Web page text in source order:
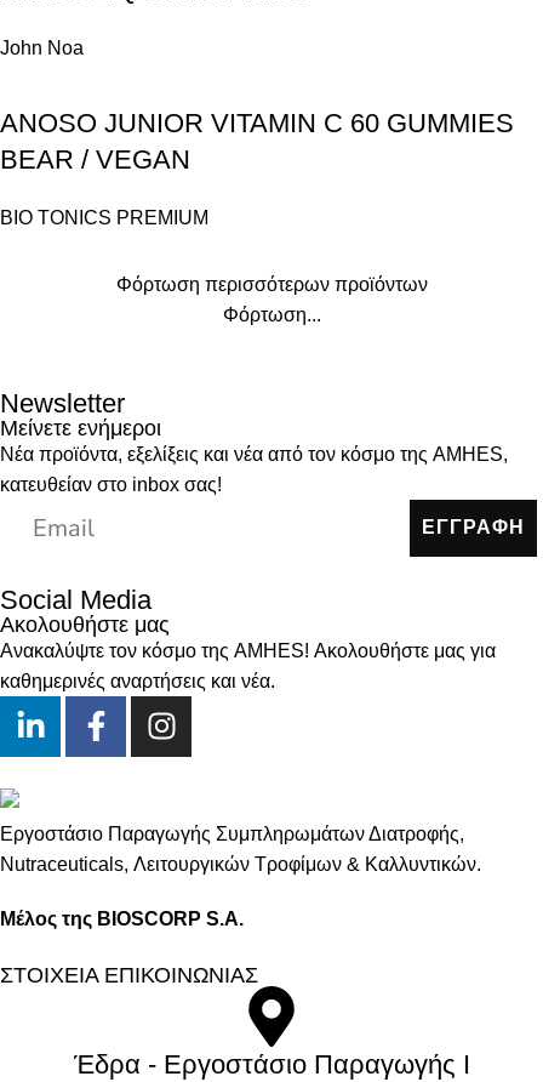
John Noa
ANOSO JUNIOR VITAMIN C 60 GUMMIES
BEAR / VEGAN
BIO TONICS PREMIUM
Φόρτωση περισσότερων προϊόντων
Φόρτωση...
Newsletter
Μείνετε ενήμεροι
Νέα προϊόντα, εξελίξεις και νέα από τον κόσμο της AMHES,
κατευθείαν στο inbox σας!
ΕΓΓΡΑΦΗ
Social Media
Ακολουθήστε μας
Ανακαλύψτε τον κόσμο της AMHES! Ακολουθήστε μας για
καθημερινές αναρτήσεις και νέα.
Εργοστάσιο Παραγωγής Συμπληρωμάτων Διατροφής,
Νutraceuticals, Λειτουργικών Τροφίμων & Καλλυντικών.
Μέλος της BIOSCORP S.A.
ΣΤΟΙΧΕΙΑ ΕΠΙΚΟΙΝΩΝΙΑΣ
Έδρα - Εργοστάσιο Παραγωγής Ι